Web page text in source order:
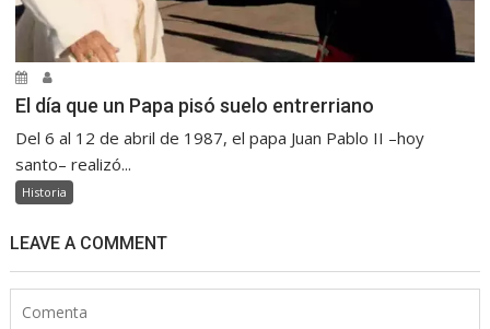
El día que un Papa pisó suelo entrerriano
Del 6 al 12 de abril de 1987, el papa Juan Pablo II –hoy
santo– realizó...
Historia
LEAVE A COMMENT